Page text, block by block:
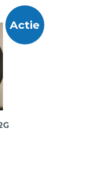
Actie